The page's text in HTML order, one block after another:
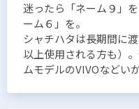
迷ったら「ネーム９」
ーム６」を。
シャチハタは長期間に
以上使用される方も）
ムモデルのVIVOなどい